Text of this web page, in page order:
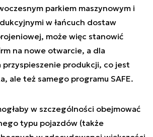
parkiem maszynowym i
w łańcuch dostaw
może więc stanowić
na nowe otwarcie, a dla
przyspieszenie produkcji, co jest
ale też samego programu SAFE.
w szczególności obejmować
typu pojazdów (także